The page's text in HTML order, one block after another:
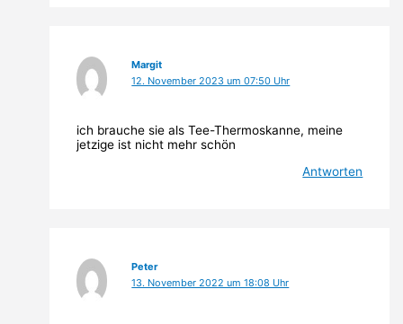
Margit
12. November 2023 um 07:50 Uhr
ich brauche sie als Tee-Thermoskanne, meine
jetzige ist nicht mehr schön
Antworten
Peter
13. November 2022 um 18:08 Uhr